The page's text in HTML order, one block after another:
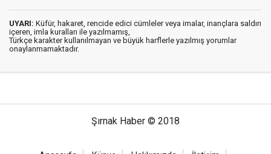
UYARI: Küfür, hakaret, rencide edici cümleler veya imalar, inançlara saldırı
içeren, imla kuralları ile yazılmamış,
Türkçe karakter kullanılmayan ve büyük harflerle yazılmış yorumlar
onaylanmamaktadır.
Şırnak Haber © 2018